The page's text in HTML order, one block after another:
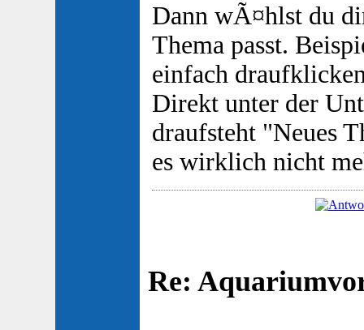
Dann wÃ¤hlst du
Thema passt.
einfach
Direkt unter der
draufsteht "Neues
es wirklich nicht
Re: